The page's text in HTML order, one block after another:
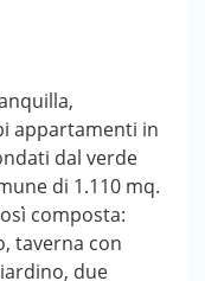
appartamenti in
dal verde
di 1.110 mq.
composta:
taverna con
due